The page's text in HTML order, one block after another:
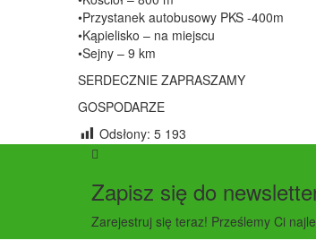
•Przystanek autobusowy PKS -400m
•Kąpielisko – na miejscu
•Sejny – 9 km
SERDECZNIE ZAPRASZAMY
GOSPODARZE
Odsłony: 5 193
Zapisz się do
Zarejestruj się teraz! Prześlemy Ci